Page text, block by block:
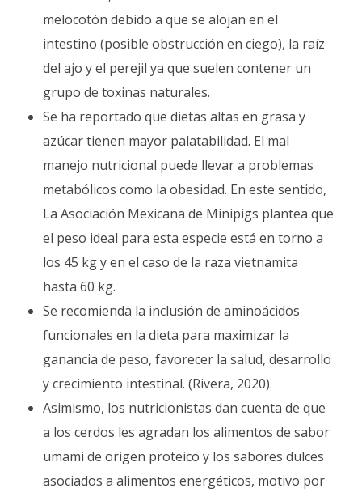
melocotón debido a que se alojan en el
intestino (posible obstrucción en ciego), la raíz
del ajo y el perejil ya que suelen contener un
grupo de toxinas naturales.
Se ha reportado que dietas altas en grasa y
azúcar tienen mayor palatabilidad. El mal
manejo nutricional puede llevar a problemas
metabólicos como la obesidad. En este sentido,
La Asociación Mexicana de Minipigs plantea que
el peso ideal para esta especie está en torno a
los 45 kg y en el caso de la raza vietnamita
hasta 60 kg.
Se recomienda la inclusión de aminoácidos
funcionales en la dieta para maximizar la
ganancia de peso, favorecer la salud, desarrollo
y crecimiento intestinal. (Rivera, 2020).
Asimismo, los nutricionistas dan cuenta de que
a los cerdos les agradan los alimentos de sabor
umami de origen proteico y los sabores dulces
asociados a alimentos energéticos, motivo por